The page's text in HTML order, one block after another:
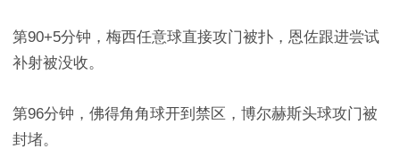
第90+5分钟，梅西任意球直接攻门被扑，恩佐跟进尝试
补射被没收。
第96分钟，佛得角角球开到禁区，博尔赫斯头球攻门被
封堵。